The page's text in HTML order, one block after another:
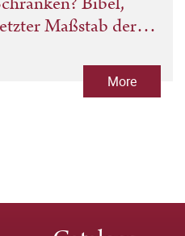
Maßstab der
More